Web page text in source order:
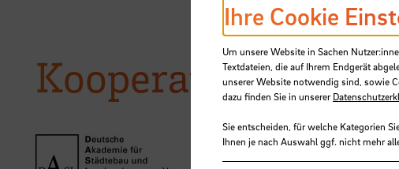
Ihre Cookie
Um unsere Website in Sachen
Textdateien, die auf Ihrem Endgerät
unserer Website notwendig sind, sowie
dazu finden Sie in unserer
Sie entscheiden, für welche Kategorien
Ihnen je nach Auswahl ggf. nicht mehr